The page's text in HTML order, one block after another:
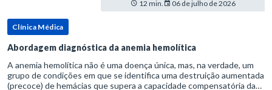
12 min. 06 de julho de 2026
Clínica Médica
Abordagem diagnóstica da anemia hemolítica
A anemia hemolítica não é uma doença única, mas, na verdade, um
grupo de condições em que se identifica uma destruição aumentada
(precoce) de hemácias que supera a capacidade compensatória da